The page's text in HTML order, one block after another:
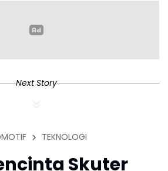
Next Story
TEKNOLOGI
Skuter